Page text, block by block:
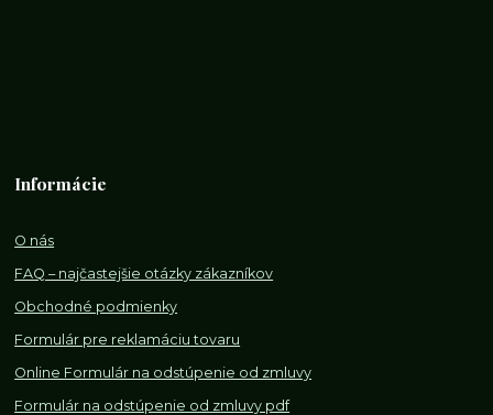
Informácie
O nás
FAQ – najčastejšie otázky zákazníkov
Obchodné podmienky
Formulár pre reklamáciu tovaru
Online Formulár na odstúpenie od zmluvy
Formulár na odstúpenie od zmluvy pdf